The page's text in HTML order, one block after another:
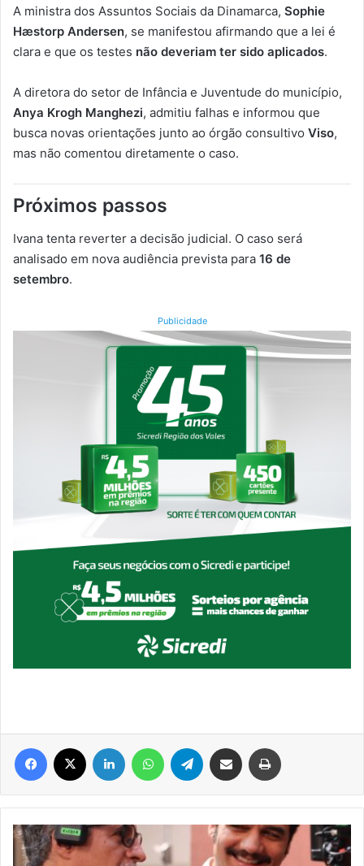
A ministra dos Assuntos Sociais da Dinamarca, Sophie
Hæstorp Andersen, se manifestou afirmando que a lei é
clara e que os testes não deveriam ter sido aplicados.
A diretora do setor de Infância e Juventude do município,
Anya Krogh Manghezi, admitiu falhas e informou que
busca novas orientações junto ao órgão consultivo Viso,
mas não comentou diretamente o caso.
Próximos passos
Ivana tenta reverter a decisão judicial. O caso será
analisado em nova audiência prevista para 16 de
setembro.
Publicidade
Facebook Linkedin WhatsAppTelegram Compartilhar via e-mail
‘O
agente